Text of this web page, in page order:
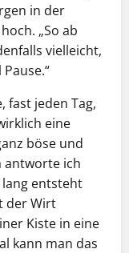
in der
„So ab
vielleicht,
fast jeden Tag,
eine
böse und
antworte ich
entsteht
der Wirt
Kiste in eine
kann man das